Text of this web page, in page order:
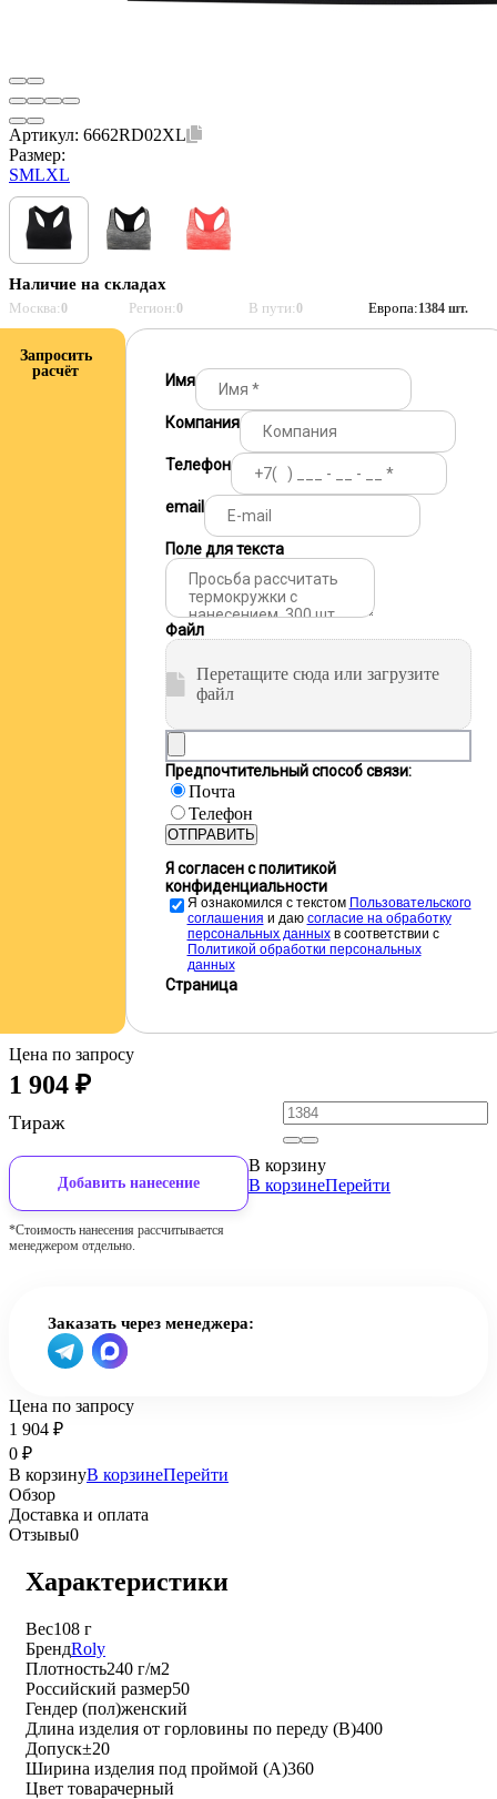
Артикул: 6662RD02XL
Размер:
SMLXL
Наличие на складах
Москва:0 Регион:0 В пути:0 Европа:1384 шт.
Запросить
расчёт
Имя
Компания
Телефон
email
Поле для текста
Файл
Перетащите сюда или загрузите
файл
Предпочтительный способ связи:
Почта
Телефон
ОТПРАВИТЬ
Я согласен с политикой
конфиденциальности
Я ознакомился с текстом Пользовательского
соглашения и даю cогласие на обработку
персональных данныхв соответствии с
Политикой обработки персональных
данных
Страница
Цена по запросу
1 904 ₽
Тираж
Добавить нанесение
*Стоимость нанесения рассчитывается
менеджером отдельно.
В корзину
В корзинеПерейти
Заказать через менеджера:
Цена по запросу
1 904 ₽
0 ₽
В корзинуВ корзинеПерейти
Обзор
Доставка и оплата
Отзывы0
Характеристики
Вес108 г
БрендRoly
Плотность240 г/м2
Российский размер50
Гендер (пол)женский
Длина изделия от горловины по переду (B)400
Допуск±20
Ширина изделия под проймой (A)360
Цвет товарачерный